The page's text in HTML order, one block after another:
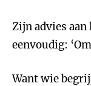
Zijn advies
eenvoudig:
Want wie